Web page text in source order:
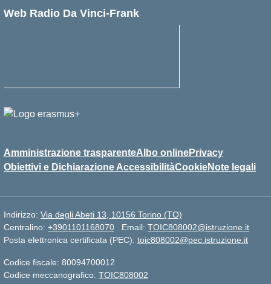
Web Radio Da Vinci-Frank
Amministrazione trasparenteAlbo onlinePrivacy
Obiettivi e Dichiarazione AccessibilitàCookieNote legali
Indirizzo: Via degli Abeti 13, 10156 Torino (TO)
Centralino: +3901101168070 Email: TOIC808002@istruzione.it
Posta elettronica certificata (PEC): toic808002@pec.istruzione.it
Codice fiscale: 80094700012
Codice meccanografico: TOIC808002